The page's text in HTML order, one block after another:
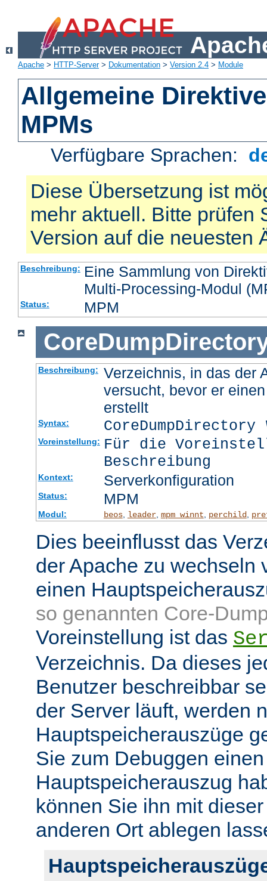
Apache > HTTP-Server> Dokumentation > Version 2.4 > Module
Allgemeine
MPMs
Verfügbare Sprachen:
Diese Übersetzung ist
mehr aktuell. Bitte prüfen
Version auf die neuesten
Beschreibung: Eine Sammlung von
Multi-Processing-Modul
Status: MPM
Beschreibung:
Verzeichnis, in das der
versucht, bevor er
erstellt
Syntax: CoreDumpDirectory
Voreinstellung: Für die
Beschreibung
Kontext: Serverkonfiguration
Status: MPM
Modul: beos, leader, mpm_winnt perchild,
Dies beeinflusst das
der Apache zu wechseln
einen
so genannten Core-
Voreinstellung ist das
Verzeichnis. Da dieses
Benutzer beschreibbar
der Server läuft, werden
Hauptspeicherauszüge
Sie zum Debuggen einen
Hauptspeicherauszug
können Sie ihn mit
anderen Ort ablegen